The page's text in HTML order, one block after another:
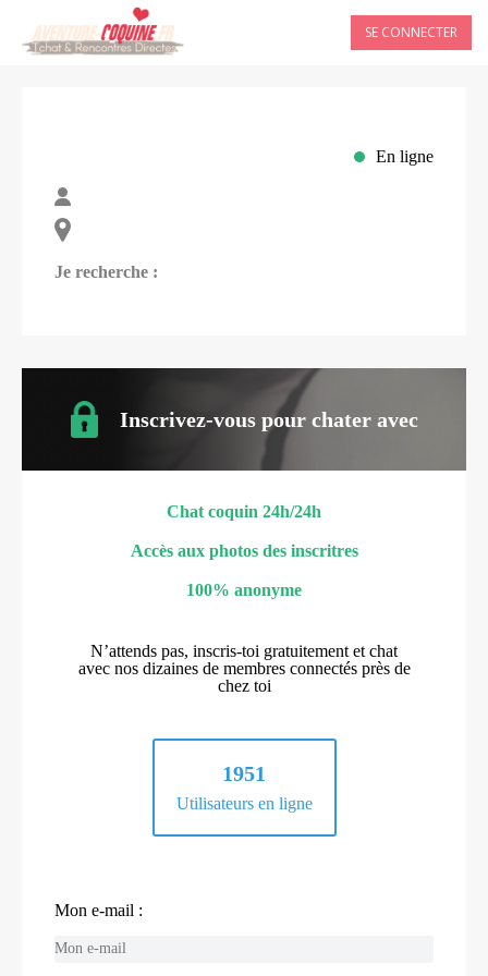
SE CONNECTER
En ligne
Je recherche :
Inscrivez-vous pour chater avec
Chat coquin 24h/24h
Accès aux photos des inscritres
100% anonyme
N’attends pas, inscris-toi gratuitement et chat
avec nos dizaines de membres connectés près de
chez toi
1951
Utilisateurs en ligne
Mon e-mail :